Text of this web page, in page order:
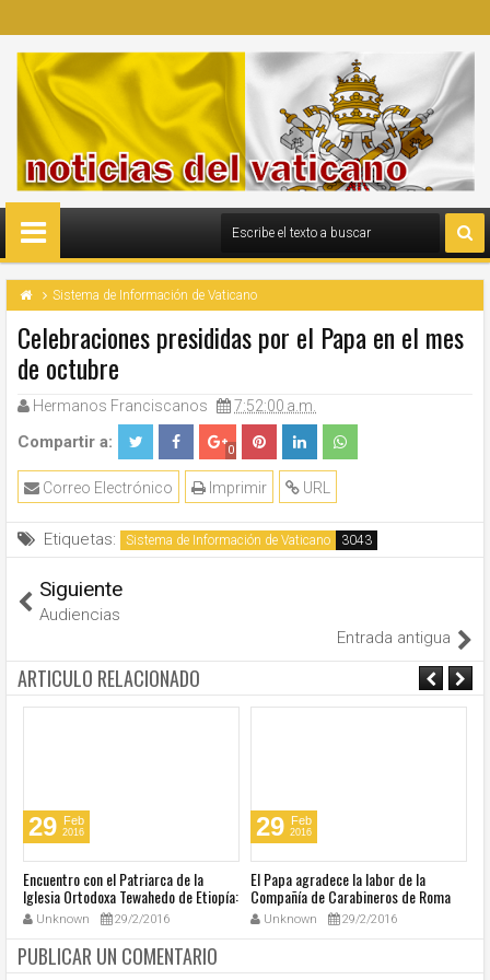
Sistema de Información de Vaticano
Celebraciones presididas por el Papa en el mes
de octubre
Hermanos Franciscanos 7:52:00 a.m.
Compartir a: 0
URL
Imprimir
Correo Electrónico
Etiquetas: Sistema de Información de Vaticano
Siguiente
Audiencias
Entrada antigua
ARTICULO RELACIONADO
29 Feb
2016
Encuentro con el Patriarca de la
Iglesia Ortodoxa Tewahedo de Etiopía:
Un nuevo tiempo de amistad
fraternal
Unknown 29/2/2016
29 Feb
2016
El Papa agradece la labor de la
Compañía de Carabineros de Roma
San Pedro
Unknown 29/2/2016
PUBLICAR UN COMENTARIO